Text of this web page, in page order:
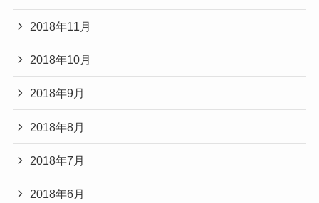
2018年11月
2018年10月
2018年9月
2018年8月
2018年7月
2018年6月